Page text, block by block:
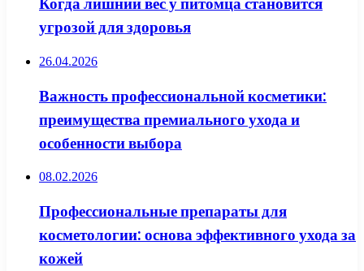
угрозой для здоровья
26.04.2026
Важность профессиональной косметики:
преимущества премиального ухода и
особенности выбора
08.02.2026
Профессиональные препараты для
косметологии: основа эффективного ухода за
кожей